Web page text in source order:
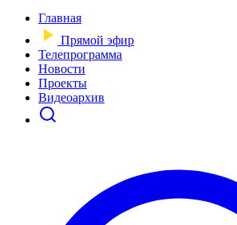
Главная
Прямой эфир
Телепрограмма
Новости
Проекты
Видеоархив